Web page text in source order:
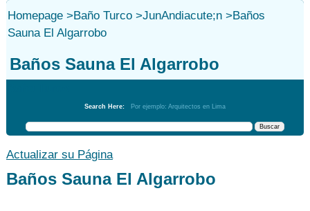
Homepage>Baño Turco>JunAndiacute;n>Baños
Sauna El Algarrobo
Baños Sauna El Algarrobo
Search Here: Por ejemplo: Arquitectos en Lima
Actualizar su Página
Baños Sauna El Algarrobo